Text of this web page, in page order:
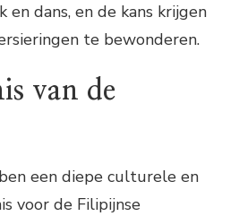
dans, en de kans krijgen
te bewonderen.
van de
een diepe culturele en
voor de Filipijnse